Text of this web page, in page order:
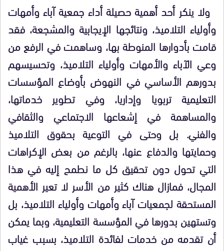
ولا ينكر أحد أهمية حصيلة أداء جمعية آباء وأمهات
وأولياء التلاميذ، ونتائجها الإيجابية والمشجعة، فقد
قامت بأدوارها المنوطة بها، وساهمت في الرفع من
وعي الآباء والأمهات وأولياء التلاميذ، وتحسيسهم
بدورهم الأساسي في النهوض بأوضاع المؤسسات
التعليمية تربويا وإداريا، وفي تطوير خدماتها،
والمساهمة في إشعاعها الاجتماعي والثقافي
والفني. بل وحتى في التوعية بحقوق التلاميذ
وحمايتها والدفاع عنها، بالرغم من بعض الإكراهات
التي تحول دون تحقيق كل ما نطمح إليه في هذا
المجال، فمازال هناك كثير من الأسر لا تعير الأهمية
المستحقة لجمعيات آباء وأمهات وأولياء التلاميذ، بل
وتستهين بدورها في المؤسسة التعليمية، وبما يمكن
أن تقدمه من خدمات لفائدة التلاميذ، بسبب غياب